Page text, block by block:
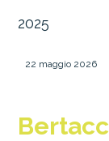
2025
22 maggio 2026